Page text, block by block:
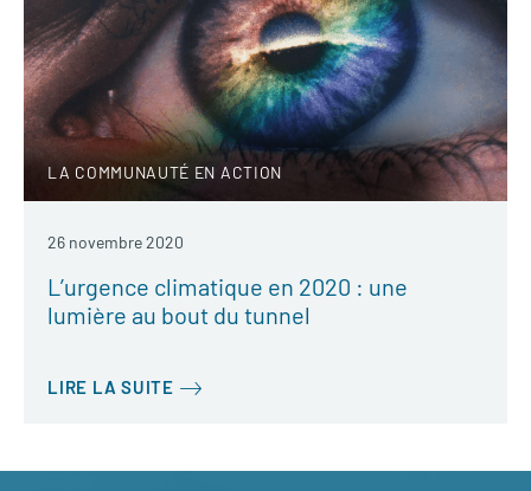
LA COMMUNAUTÉ EN ACTION
26 novembre 2020
L’urgence climatique en 2020 : une
lumière au bout du tunnel
LIRE LA SUITE